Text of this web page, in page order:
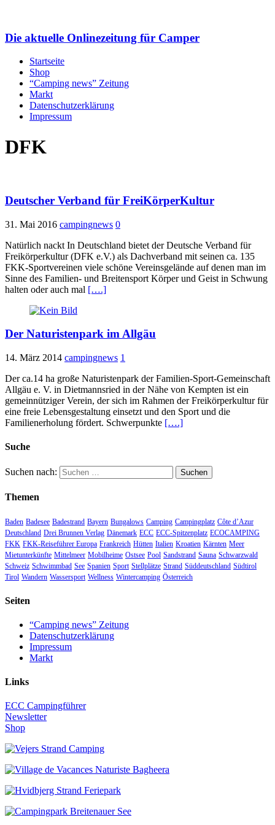
Die aktuelle Onlinezeitung für Camper
Startseite
Shop
“Camping news” Zeitung
Markt
Datenschutzerklärung
Impressum
DFK
Deutscher Verband für FreiKörperKultur
31. Mai 2016 campingnews 0
Natürlich nackt In Deutschland bietet der Deutsche Verband für
Freikörperkultur (DFK e.V.) als Dachverband mit seinen ca. 135
FKK-Sportvereinen viele schöne Vereinsgelände auf denen man im
Sinne des Familien- und Breitensport Körper und Geist in Schwung
halten oder auch mal [….]
Der Naturistenpark im Allgäu
14. März 2014 campingnews 1
Der ca.14 ha große Naturistenpark der Familien-Sport-Gemeinschaft
Allgäu e. V. in Dietmannsried in der Nähe von Kempten ist ein
gemeinnütziger Verein, der sich im Rahmen der Freikörperkultur für
eine freie Lebensgestaltung einsetzt und den Sport und die
Familienerholung fördert. Schwerpunkte [….]
Suche
Suchen nach:
Themen
Baden Badesee Badestrand Bayern Bungalows Camping Campingplatz Côte d’Azur
Deutschland Drei Brunnen Verlag Dänemark ECC ECC-Spitzenplatz ECOCAMPING
FKK FKK-Reiseführer Europa Frankreich Hütten Italien Kroatien Kärnten Meer
Mietunterkünfte Mittelmeer Mobilheime Ostsee Pool Sandstrand Sauna Schwarzwald
Schweiz Schwimmbad See Spanien Sport Stellplätze Strand Süddeutschland Südtirol
Tirol Wandern Wassersport Wellness Wintercamping Österreich
Seiten
“Camping news” Zeitung
Datenschutzerklärung
Impressum
Markt
Links
ECC Campingführer
Newsletter
Shop